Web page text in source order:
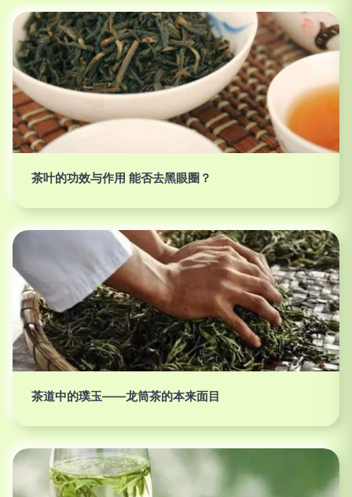
茶叶的功效与作用 能否去黑眼圈？
茶道中的璞玉——龙筒茶的本来面目